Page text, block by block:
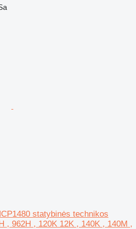
statybinės technikos
, 962H , 120K 12K , 140K , 140M ,